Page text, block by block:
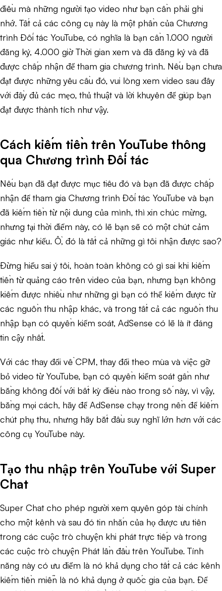
điều mà những người tạo video như bạn cần phải ghi
nhớ. Tất cả các công cụ này là một phần của Chương
trình Đối tác YouTube, có nghĩa là bạn cần 1.000 người
đăng ký, 4.000 giờ Thời gian xem và đã đăng ký và đã
được chấp nhận để tham gia chương trình. Nếu bạn chưa
đạt được những yêu cầu đó, vui lòng xem video sau đây
với đầy đủ các mẹo, thủ thuật và lời khuyên để giúp bạn
đạt được thành tích như vậy.
Cách kiếm tiền trên YouTube thông
qua Chương trình Đối tác
Nếu bạn đã đạt được mục tiêu đó và bạn đã được chấp
nhận để tham gia Chương trình Đối tác YouTube và bạn
đã kiếm tiền từ nội dung của mình, thì xin chúc mừng,
nhưng tại thời điểm này, có lẽ bạn sẽ có một chút cảm
giác như kiểu. Ồ, đó là tất cả những gì tôi nhận được sao?
Đừng hiểu sai ý tôi, hoàn toàn không có gì sai khi kiếm
tiền từ quảng cáo trên video của bạn, nhưng bạn không
kiếm được nhiều như những gì bạn có thể kiếm được từ
các nguồn thu nhập khác, và trong tất cả các nguồn thu
nhập bạn có quyền kiểm soát, AdSense có lẽ là ít đáng
tin cậy nhất.
Với các thay đổi về CPM, thay đổi theo mùa và việc gỡ
bỏ video từ YouTube, bạn có quyền kiểm soát gần như
bằng không đối với bất kỳ điều nào trong số này, vì vậy,
bằng mọi cách, hãy để AdSense chạy trong nền để kiếm
chút phụ thu, nhưng hãy bắt đầu suy nghĩ lớn hơn với các
công cụ YouTube này.
Tạo thu nhập trên YouTube với Super
Chat
Super Chat cho phép người xem quyên góp tài chính
cho một kênh và sau đó tin nhắn của họ được ưu tiên
trong các cuộc trò chuyện khi phát trực tiếp và trong
các cuộc trò chuyện Phát lần đầu trên YouTube. Tính
năng này có ưu điểm là nó khả dụng cho tất cả các kênh
kiếm tiền miễn là nó khả dụng ở quốc gia của bạn. Để